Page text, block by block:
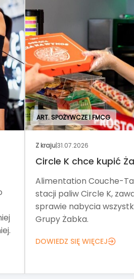
SPOŻYWCZE I FMCG
31.07.2026
K chce kupić Żabkę
Couche-Tard, właściciel
paliw Circle K, zawarł umowę w
nabycia wszystkich akcji
Żabka.
SIĘ WIĘCEJ